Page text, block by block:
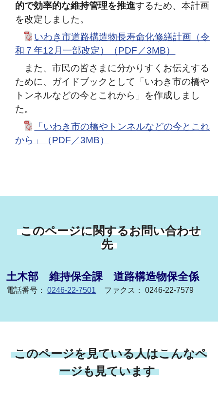
的で効率的な維持管理を推進するため、本計画
を改定しました。
いわき市道路構造物長寿命化修繕計画（令
和７年12月一部改定）（PDF／3MB）
また、市民の皆さまに分かりすくお伝えする
ために、ガイドブックとして「いわき市の橋や
トンネルなどの今とこれから」を作成しまし
た。
「いわき市の橋やトンネルなどの今とこれ
から」（PDF／3MB）
このページに関するお問い合わせ
先
土木部 維持保全課 道路構造物保全係
電話番号：0246-22-7501 ファクス： 0246-22-7579
このページを見ている人はこんなペ
ージも見ています